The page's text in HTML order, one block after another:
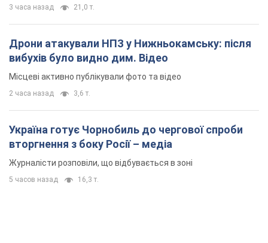
3 часа назад 21,0 т.
Дрони атакували НПЗ у Нижньокамську: після
вибухів було видно дим. Відео
Місцеві активно публікували фото та відео
2 часа назад 3,6 т.
Україна готує Чорнобиль до чергової спроби
вторгнення з боку Росії – медіа
Журналісти розповіли, що відбувається в зоні
5 часов назад 16,3 т.